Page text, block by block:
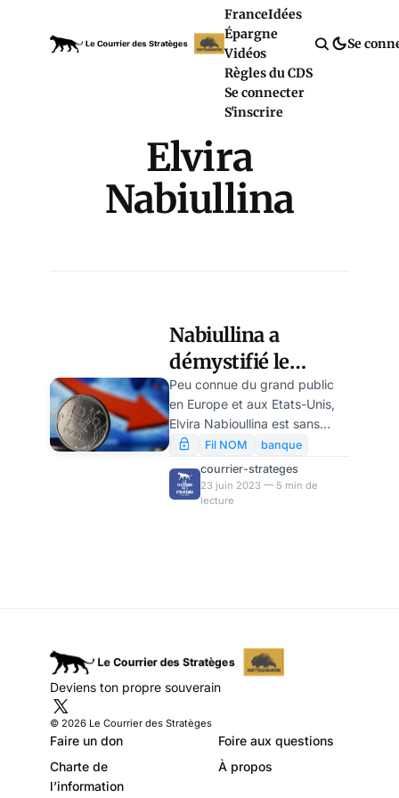
FranceIdées
Épargne
Vidéos
Règles du CDS
Se connecter
S'inscrire
Se
Elvira
Nabiullina
Nabiullina a
démystifié le
mythe de
l’invulnérabilité de
l’économie russe,
par MK
Peu connue du grand public
en Europe et aux Etats-Unis,
Elvira Nabioullina est sans
aucun doute un des décideurs
les plus importants au sein de
la Fédération de Russie et son
influence est d’ordre mondial.
aujourd’hui, elle dirige depuis
dix ans maintenant la Banque
centrale russe (BCR), et pilote
d’une main de fer la po
Fil NOM
banque
courrier-strateges
23 juin 2023 — 5 min de
lecture
Deviens ton propre souverain
© 2026 Le Courrier des Stratèges
Faire un don
Foire aux questions
Charte de
l’information
À propos